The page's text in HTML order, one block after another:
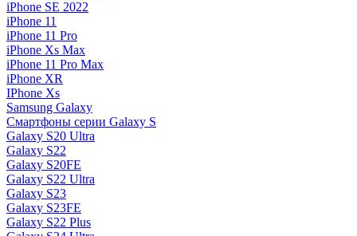
iPhone SE 2022
iPhone 11
iPhone 11 Pro
iPhone Xs Max
iPhone 11 Pro Max
iPhone XR
IPhone Xs
Samsung Galaxy
Смартфоны серии Galaxy S
Galaxy S20 Ultra
Galaxy S22
Galaxy S20FE
Galaxy S22 Ultra
Galaxy S23
Galaxy S23FE
Galaxy S22 Plus